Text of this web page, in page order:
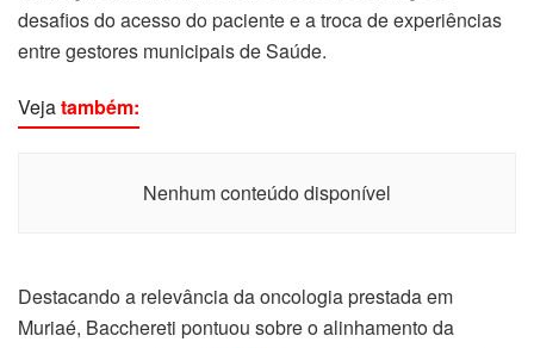
desafios do acesso do paciente e a troca de experiências
entre gestores municipais de Saúde.
Vejatambém:
Nenhum conteúdo disponível
Destacando a relevância da oncologia prestada em
Muriaé, Bacchereti pontuou sobre o alinhamento da